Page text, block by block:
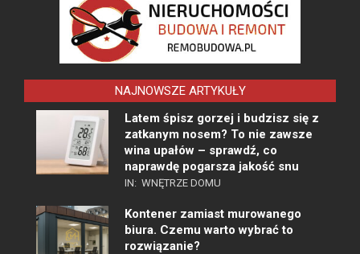
NAJNOWSZE ARTYKUŁY
Latem śpisz gorzej i budzisz się z
zatkanym nosem? To nie zawsze
wina upałów – sprawdź, co
naprawdę pogarsza jakość snu
IN: WNĘTRZE DOMU
Kontener zamiast murowanego
biura. Czemu warto wybrać to
rozwiązanie?